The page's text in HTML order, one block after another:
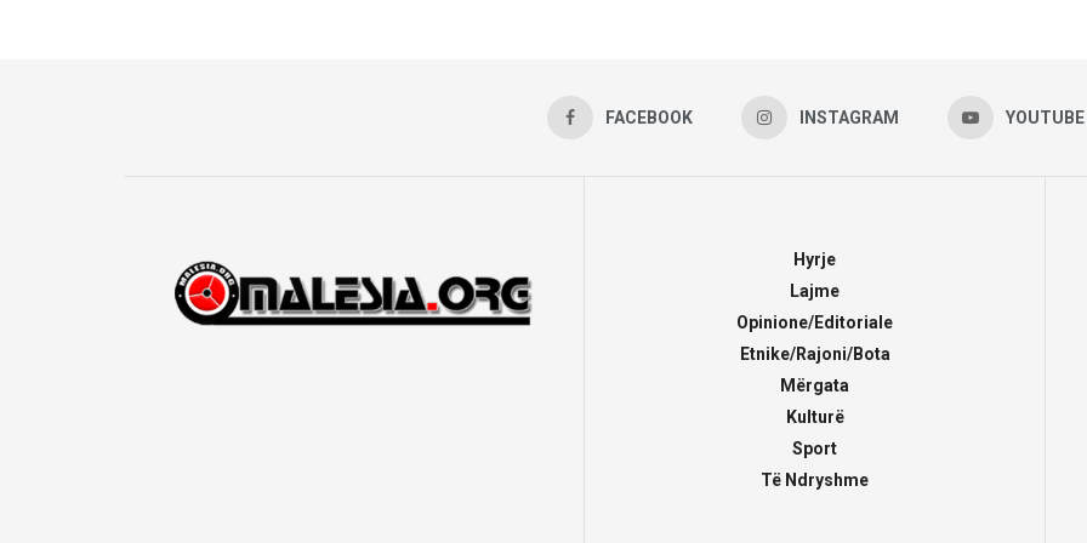
FACEBOOK INSTAGRAM YOUTUBE
Hyrje
Lajme
Opinione/Editoriale
Etnike/Rajoni/Bota
Mërgata
Kulturë
Sport
Të Ndryshme